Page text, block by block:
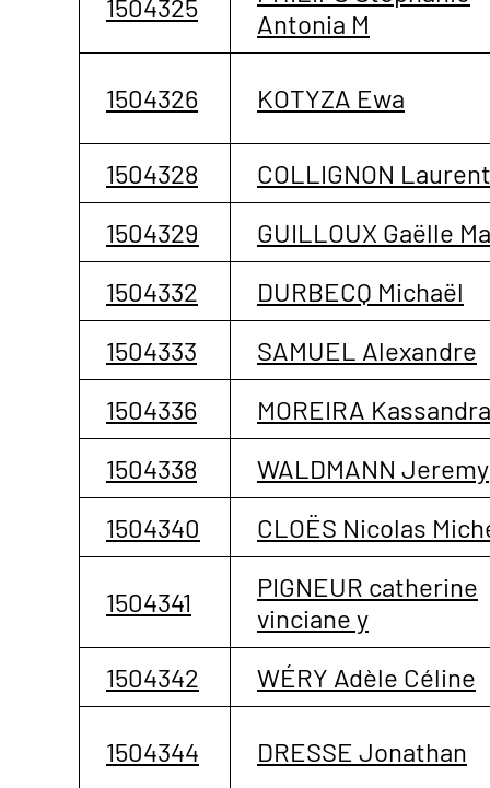
1504325
Antonia M
1504326 KOTYZA Ewa
1504328
COLLIGNON Laurent
1504329
GUILLOUX Gaëlle
1504332
DURBECQ Michaël
1504333
SAMUEL Alexandre
1504336
MOREIRA Kassandra
1504338
WALDMANN Jeremy
1504340
CLOËS Nicolas
1504341
PIGNEUR catherine
vinciane y
1504342
WÉRY Adèle Céline
1504344 DRESSE Jonathan